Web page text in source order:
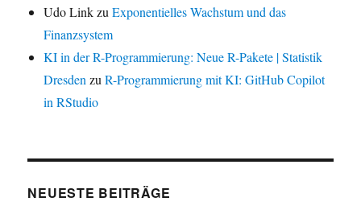
Udo LinkzuExponentielles Wachstum und das
Finanzsystem
KI in der R-Programmierung: Neue R-Pakete | Statistik
Dresden zuR-Programmierung mit KI: GitHub Copilot
in RStudio
NEUESTE BEITRÄGE